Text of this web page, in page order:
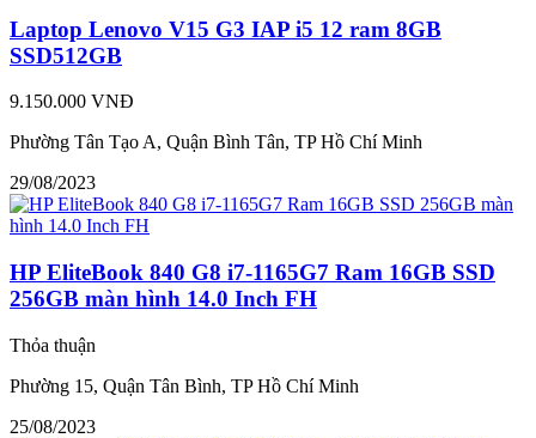
Laptop Lenovo V15 G3 IAP i5 12 ram 8GB
SSD512GB
9.150.000 VNĐ
Phường Tân Tạo A, Quận Bình Tân, TP Hồ Chí Minh
29/08/2023
HP EliteBook 840 G8 i7-1165G7 Ram 16GB SSD
256GB màn hình 14.0 Inch FH
Thỏa thuận
Phường 15, Quận Tân Bình, TP Hồ Chí Minh
25/08/2023